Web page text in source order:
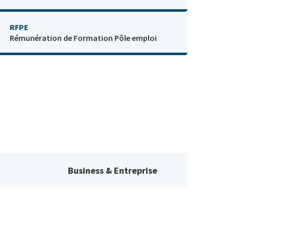
RFPE
Rémunération de Formation Pôle emploi
Business & Entreprise